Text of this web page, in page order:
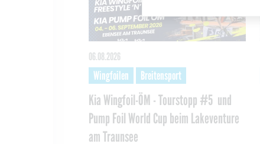
Kia Wingfoil-ÖM - Tourstopp #5 und
Pump Foil World Cup beim Lakeventure
am Traunsee
Wingfoilen Breitensport
06.08.2026